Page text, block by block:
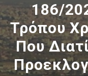
186/
Τρόπου
Που